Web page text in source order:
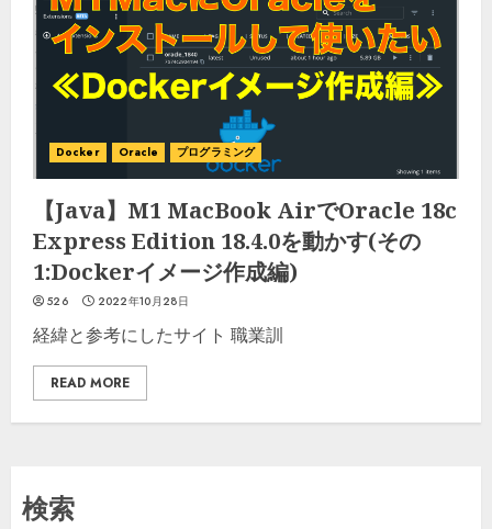
Docker Oracle プログラミング
【Java】M1 MacBook AirでOracle 18c
Express Edition 18.4.0を動かす(その
1:Dockerイメージ作成編)
526 2022年10月28日
経緯と参考にしたサイト 職業訓
READ MORE
検索